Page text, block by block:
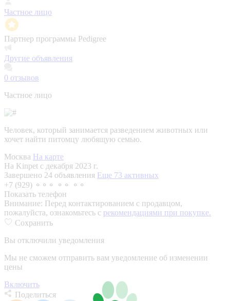
Частное лицо
Партнер программы Pedigree
Другие объявления
0 отзывов
Частное лицо
Человек, который занимается разведением животных или
хочет найти питомцу любящую семью.
Москва На карте
На Kinpet c декабря 2023 г.
Завершено 24 объявления Еще 73 активных
+7 (929) ⚬⚬⚬ ⚬⚬ ⚬⚬
Показать телефон
Внимание: Перед контактированием с продавцом,
пожалуйста, ознакомьтесь с рекомендациями при покупке.
Сохранить
Вы отключили уведомления
Мы не сможем отправить вам уведомление об изменении
цены
Включить
Поделиться